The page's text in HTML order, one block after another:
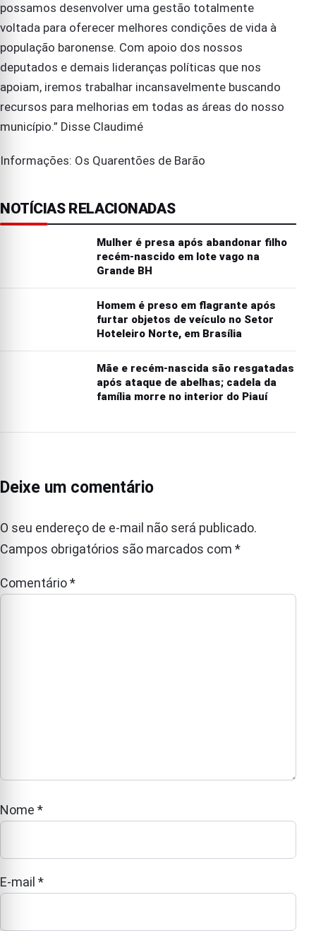
possamos desenvolver uma gestão totalmente
voltada para oferecer melhores condições de vida à
população baronense. Com apoio dos nossos
deputados e demais lideranças políticas que nos
apoiam, iremos trabalhar incansavelmente buscando
recursos para melhorias em todas as áreas do nosso
município.” Disse Claudimé
Informações: Os Quarentões de Barão
NOTÍCIAS RELACIONADAS
Mulher é presa após abandonar filho
recém-nascido em lote vago na
Grande BH
Homem é preso em flagrante após
furtar objetos de veículo no Setor
Hoteleiro Norte, em Brasília
Mãe e recém-nascida são resgatadas
após ataque de abelhas; cadela da
família morre no interior do Piauí
Deixe um comentário
O seu endereço de e-mail não será publicado.
Campos obrigatórios são marcados com *
Comentário*
Nome *
E-mail *